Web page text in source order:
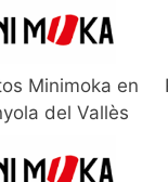
Minimoka en
del Vallès